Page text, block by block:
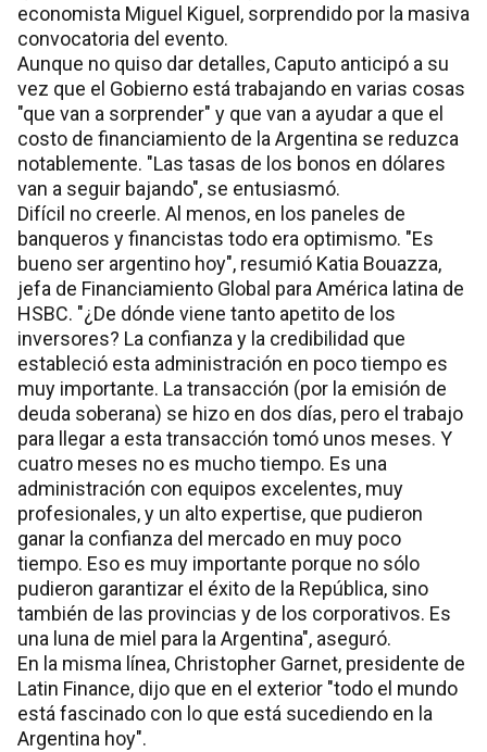
economista Miguel Kiguel, sorprendido por la masiva
convocatoria del evento.
Aunque no quiso dar detalles, Caputo anticipó a su
vez que el Gobierno está trabajando en varias cosas
"que van a sorprender" y que van a ayudar a que el
costo de financiamiento de la Argentina se reduzca
notablemente. "Las tasas de los bonos en dólares
van a seguir bajando", se entusiasmó.
Difícil no creerle. Al menos, en los paneles de
banqueros y financistas todo era optimismo. "Es
bueno ser argentino hoy", resumió Katia Bouazza,
jefa de Financiamiento Global para América latina de
HSBC. "¿De dónde viene tanto apetito de los
inversores? La confianza y la credibilidad que
estableció esta administración en poco tiempo es
muy importante. La transacción (por la emisión de
deuda soberana) se hizo en dos días, pero el trabajo
para llegar a esta transacción tomó unos meses. Y
cuatro meses no es mucho tiempo. Es una
administración con equipos excelentes, muy
profesionales, y un alto expertise, que pudieron
ganar la confianza del mercado en muy poco
tiempo. Eso es muy importante porque no sólo
pudieron garantizar el éxito de la República, sino
también de las provincias y de los corporativos. Es
una luna de miel para la Argentina", aseguró.
En la misma línea, Christopher Garnet, presidente de
Latin Finance, dijo que en el exterior "todo el mundo
está fascinado con lo que está sucediendo en la
Argentina hoy".